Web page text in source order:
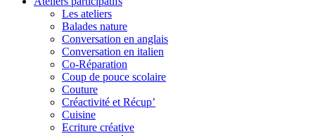
Les ateliers
Balades nature
Conversation en anglais
Conversation en italien
Co-Réparation
Coup de pouce scolaire
Couture
Créactivité et Récup’
Cuisine
Ecriture créative